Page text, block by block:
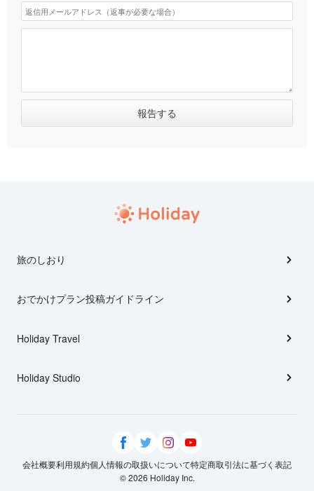
旅のしおり
おでかけプラン投稿ガイドライン
Holiday Travel
Holiday Studio
会社概要利用規約個人情報の取扱いについて特定商取引法に基づく表記
© 2026 Holiday Inc.